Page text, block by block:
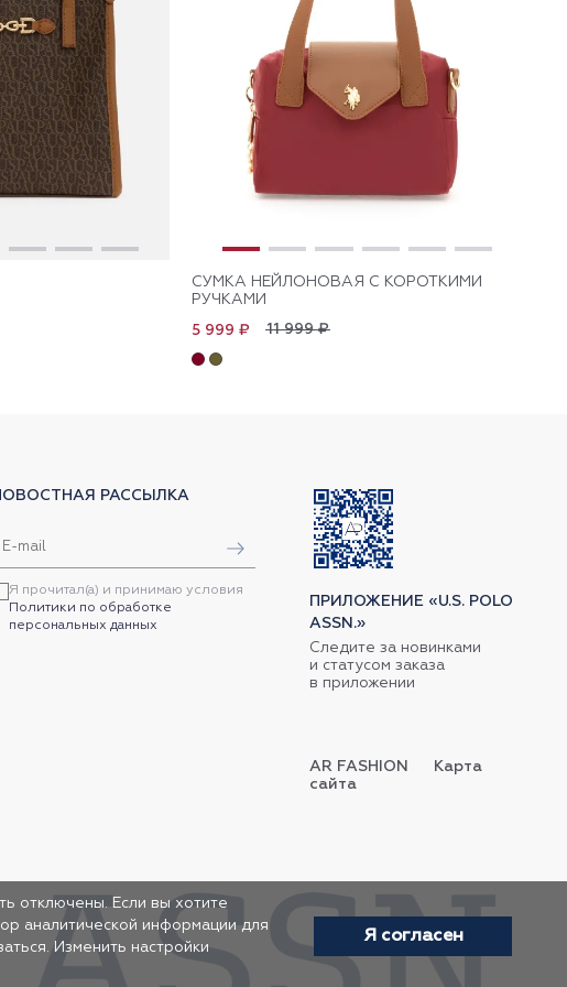
СУМКА НЕЙЛОНОВАЯ С КОРОТКИМИ
РУЧКАМИ
11 999 ₽
5 999 ₽
РАССЫЛКА
Я прочитал(а) и принимаю условия
Политики по обработке
персональных данных
ПРИЛОЖЕНИЕ «U.S. POLO
ASSN.»
Следите за новинками
и статусом заказа
в приложении
AR FASHION
Карта
сайта
отключены. Если вы хотите
аналитической информации для
Изменить настройки
Я согласен